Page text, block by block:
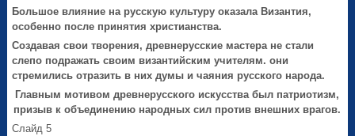
Большое влияние на русскую культуру оказала Византия,
особенно после принятия христианства.
Создавая свои творения, древнерусские мастера не стали
слепо подражать своим византийским учителям. они
стремились отразить в них думы и чаяния русского народа.
Главным мотивом древнерусского искусства был патриотизм,
призыв к объединению народных сил против внешних врагов.
Слайд 5